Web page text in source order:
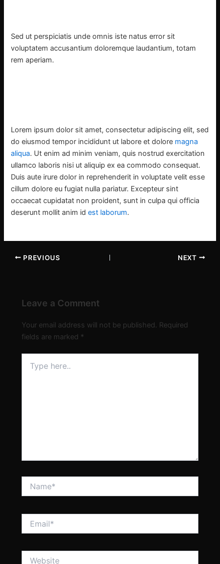
Sed ut perspiciatis unde omnis iste natus error sit
voluptatem accusantium doloremque laudantium,totam
rem aperiam.
Lorem ipsum dolor sit amet, consectetur adipiscing elit, sed
do eiusmod tempor incididunt ut labore et dolore magna
aliqua. Ut enim ad minim veniam, quis nostrud exercitation
ullamco laboris nisi ut aliquip ex ea commodo consequat.
Duis aute irure dolor in reprehenderit in voluptate velit esse
cillum dolore eu fugiat nulla pariatur. Excepteur sint
occaecat cupidatat non proident, sunt in culpa qui officia
deserunt mollit anim idest laborum.
PREVIOUS NEXT
Leave a Comment
Your email address will not be published. Required
fields are marked *
here..